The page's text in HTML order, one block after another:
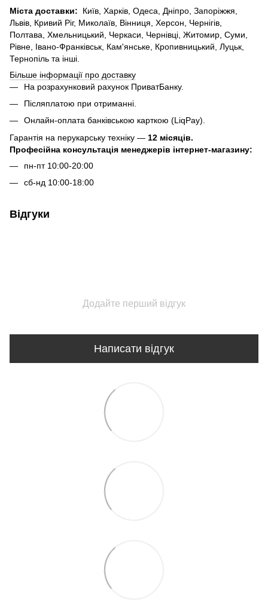
Міста доставки: Київ, Харків, Одеса, Дніпро, Запоріжжя,
Львів, Кривий Ріг, Миколаїв, Вінниця, Херсон, Чернігів,
Полтава, Хмельницький, Черкаси, Чернівці, Житомир, Суми,
Рівне, Івано-Франківськ, Кам'янське, Кропивницький, Луцьк,
Тернопіль та інші.
Більше інформації про доставку
На розрахунковий рахунок ПриватБанку.
Післяплатою при отриманні.
Онлайн-оплата банківською карткою (LiqPay).
Гарантія на перукарську техніку — 12 місяців.
Професійна консультація менеджерів інтернет-магазину:
пн-пт 10:00-20:00
сб-нд 10:00-18:00
Відгуки
Додайте перший відгук
Написати відгук